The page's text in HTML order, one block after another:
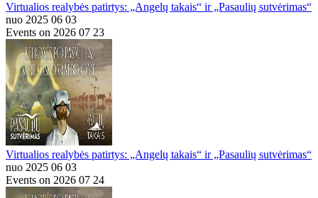
Virtualios realybės patirtys: „Angelų takais“ ir „Pasaulių sutvėrimas“
nuo 2025 06 03
Events on 2026 07 23
Virtualios realybės patirtys: „Angelų takais“ ir „Pasaulių sutvėrimas“
nuo 2025 06 03
Events on 2026 07 24